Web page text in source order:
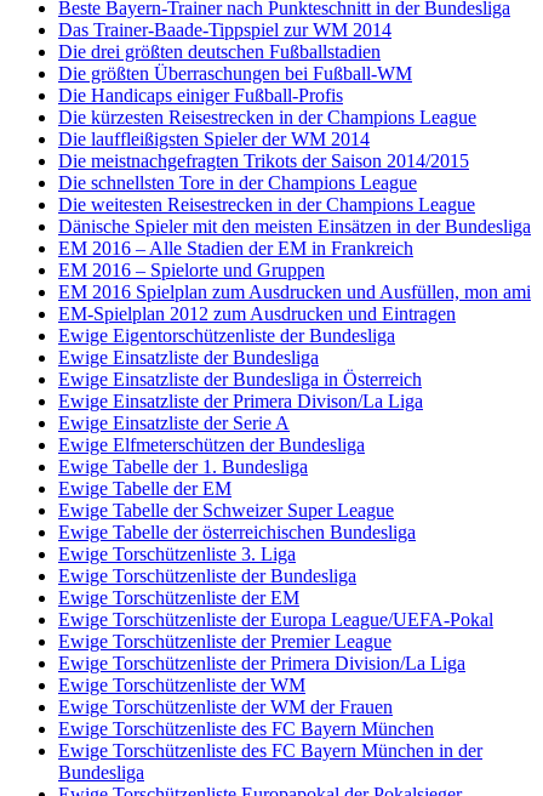
Beste Bayern-Trainer nach Punkteschnitt in der Bundesliga
Das Trainer-Baade-Tippspiel zur WM 2014
Die drei größten deutschen Fußballstadien
Die größten Überraschungen bei Fußball-WM
Die Handicaps einiger Fußball-Profis
Die kürzesten Reisestrecken in der Champions League
Die lauffleißigsten Spieler der WM 2014
Die meistnachgefragten Trikots der Saison 2014/2015
Die schnellsten Tore in der Champions League
Die weitesten Reisestrecken in der Champions League
Dänische Spieler mit den meisten Einsätzen in der Bundesliga
EM 2016 – Alle Stadien der EM in Frankreich
EM 2016 – Spielorte und Gruppen
EM 2016 Spielplan zum Ausdrucken und Ausfüllen, mon ami
EM-Spielplan 2012 zum Ausdrucken und Eintragen
Ewige Eigentorschützenliste der Bundesliga
Ewige Einsatzliste der Bundesliga
Ewige Einsatzliste der Bundesliga in Österreich
Ewige Einsatzliste der Primera Divison/La Liga
Ewige Einsatzliste der Serie A
Ewige Elfmeterschützen der Bundesliga
Ewige Tabelle der 1. Bundesliga
Ewige Tabelle der EM
Ewige Tabelle der Schweizer Super League
Ewige Tabelle der österreichischen Bundesliga
Ewige Torschützenliste 3. Liga
Ewige Torschützenliste der Bundesliga
Ewige Torschützenliste der EM
Ewige Torschützenliste der Europa League/UEFA-Pokal
Ewige Torschützenliste der Premier League
Ewige Torschützenliste der Primera Division/La Liga
Ewige Torschützenliste der WM
Ewige Torschützenliste der WM der Frauen
Ewige Torschützenliste des FC Bayern München
Ewige Torschützenliste des FC Bayern München in der
Bundesliga